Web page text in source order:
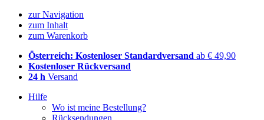
zur Navigation
zum Inhalt
zum Warenkorb
Österreich: Kostenloser Standardversand ab € 49,90
Kostenloser Rückversand
24 h Versand
Hilfe
Wo ist meine Bestellung?
Rücksendungen